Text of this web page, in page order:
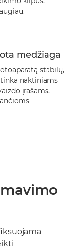
medžiaga
stabilų,
naktiniams
įrašams,